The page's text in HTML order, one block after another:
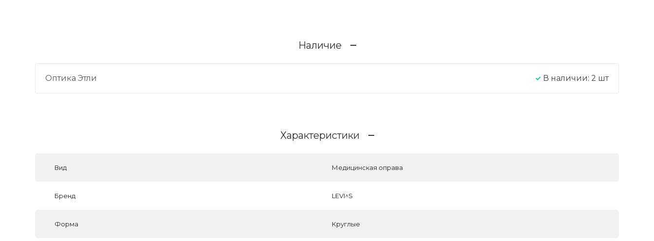
Наличие
Оптика Этли В наличии: 2 шт
Характеристики
Вид Медицинская оправа
Бренд LEVI^S
Форма Круглые